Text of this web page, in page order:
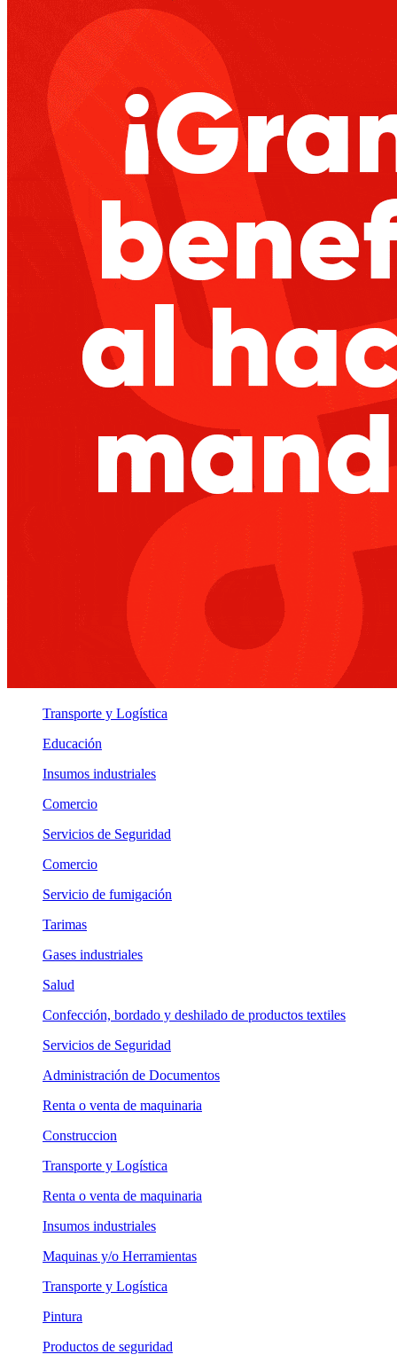
Transporte y Logística
Educación
Insumos industriales
Comercio
Servicios de Seguridad
Comercio
Servicio de fumigación
Tarimas
Gases industriales
Salud
Confección, bordado y deshilado de productos textiles
Servicios de Seguridad
Administración de Documentos
Renta o venta de maquinaria
Construccion
Transporte y Logística
Renta o venta de maquinaria
Insumos industriales
Maquinas y/o Herramientas
Transporte y Logística
Pintura
Productos de seguridad